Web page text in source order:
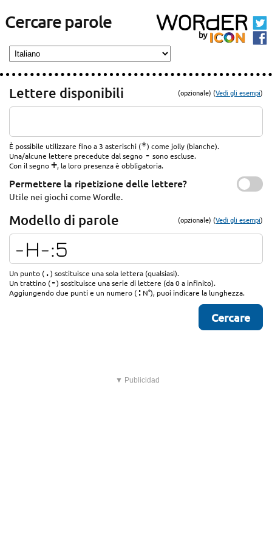
Cercare parole
Lettere disponibili (opzionale) (Vedi gli esempi)
È possibile utilizzare fino a 3 asterischi (*) come jolly (bianche).
Una/alcune lettere precedute dal segno - sono escluse.
Con il segno+, la loro presenza è obbligatoria.
Permettere la ripetizione delle lettere?
Utile nei giochi come Wordle.
Modello di parole (opzionale) (Vedi gli esempi)
Un punto (.) sostituisce una sola lettera (qualsiasi).
Un trattino (-) sostituisce una serie di lettere (da 0 a infinito).
Aggiungendo due punti e un numero (: N°), puoi indicare la lunghezza.
▼ Publicidad